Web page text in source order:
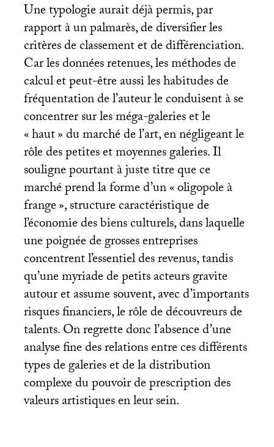
Une typologie aurait déjà permis, par
rapport à un palmarès, de diversifier les
critères de classement et de différenciation.
Car les données retenues, les méthodes de
calcul et peut-être aussi les habitudes de
fréquentation de l’auteur le conduisent à se
concentrer sur les méga-galeries et le
«haut» du marché de l’art, en négligeant le
rôle des petites et moyennes galeries. Il
souligne pourtant à juste titre que ce
marché prend la forme d’un «oligopole à
frange», structure caractéristique de
l’économie des biens culturels, dans laquelle
une poignée de grosses entreprises
concentrent l’essentiel des revenus, tandis
qu’une myriade de petits acteurs gravite
autour et assume souvent, avec d’importants
risques financiers, le rôle de découvreurs de
talents. On regrette donc l’absence d’une
analyse fine des relations entre ces différents
types de galeries et de la distribution
complexe du pouvoir de prescription des
valeurs artistiques en leur sein.